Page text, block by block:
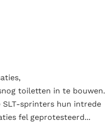
toiletten in te bouwen.
SLT-sprinters hun intrede
fel geprotesteerd...